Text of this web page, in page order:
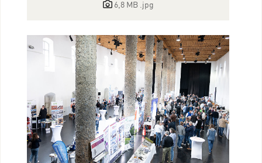
6,8 MB .jpg